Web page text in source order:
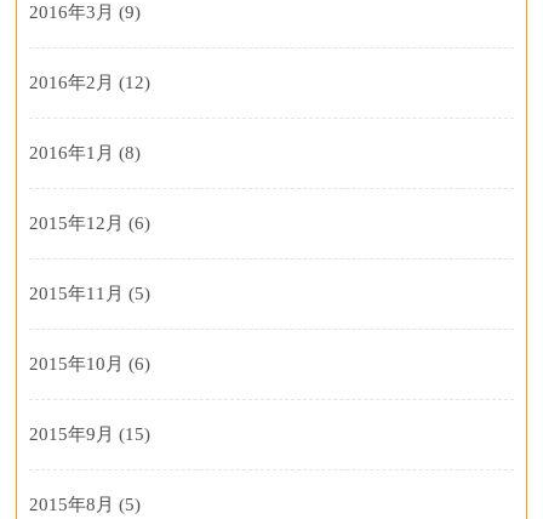
2016年3月 (9)
2016年2月 (12)
2016年1月 (8)
2015年12月 (6)
2015年11月 (5)
2015年10月 (6)
2015年9月 (15)
2015年8月 (5)